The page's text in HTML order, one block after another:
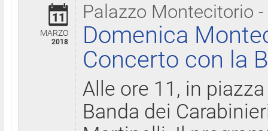
Palazzo Montecitorio
11
MARZO
2018
Domenica
Concerto con la
Alle ore 11, in
Banda dei